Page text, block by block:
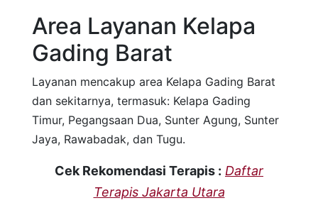
Area Layanan Kelapa
Gading Barat
Layanan mencakup area Kelapa Gading Barat
dan sekitarnya, termasuk: Kelapa Gading
Timur, Pegangsaan Dua, Sunter Agung, Sunter
Jaya, Rawabadak, dan Tugu.
Cek Rekomendasi Terapis : Daftar
Terapis Jakarta Utara